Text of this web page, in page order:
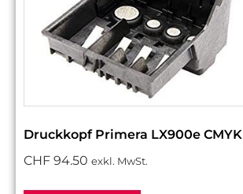
Druckkopf Primera LX900e CMYK
CHF 94.50 exkl. MwSt.